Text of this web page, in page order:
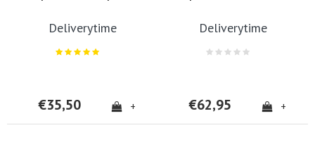
Deliverytime
€35,50 +
Deliverytime
€62,95 +